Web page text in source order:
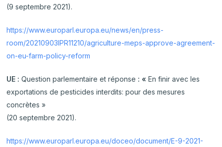
(9 septembre 2021).
https://www.europarl.europa.eu/news/en/press-
room/20210903IPR11210/agriculture-meps-approve-agreement-
on-eu-farm-policy-reform
UE :Question parlementaire et réponse : «En finir avec les
exportations de pesticides interdits: pour des mesures
concrètes »
(20 septembre 2021).
https://www.europarl.europa.eu/doceo/document/E-9-2021-